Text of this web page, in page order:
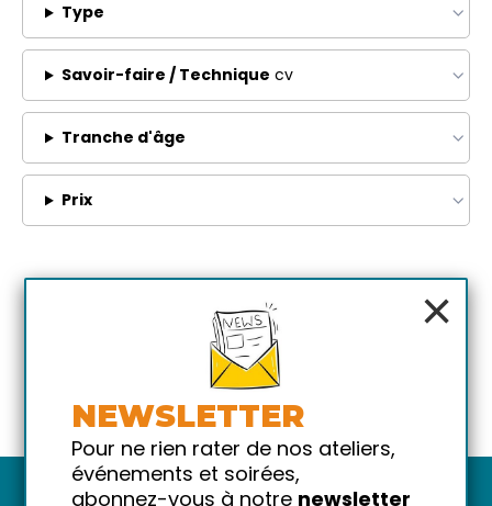
Type
Savoir-faire / Technique cv
Tranche d'âge
Prix
×
NEWSLETTER
Pour ne rien rater de nos ateliers,
événements et soirées,
abonnez-vous à notre newsletter